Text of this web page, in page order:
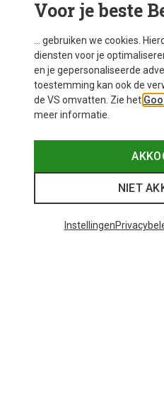
Shield M Reactiv Perforamce 2-4 sportbril
€ 189,95
Voor je beste
... gebruiken we cookies.
diensten voor je
en je gepersonaliseerde
toestemming kan ook de
de VS omvatten. Zie het
meer informatie.
NIET
Instellingen